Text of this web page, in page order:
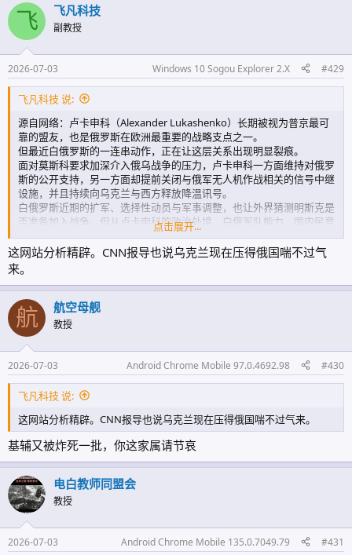
飞 飞凡科技
副教授
2026-07-03 Windows 10 Sogou Explorer 2.X #429
飞凡科技 说:
源自网络：卢卡申科（Alexander Lukashenko）长期被视为普京最可
靠的盟友，也是俄罗斯在欧洲最重要的战略支点之一。
但最近白俄罗斯的一连串动作，正在让这层关系出现明显裂痕。
面对莫斯科要求加深介入俄乌战争的压力，卢卡申科一方面维持对俄罗
斯的公开支持，另一方面却提前关闭与俄军无人机作战相关的信号中继
设施，并且持续向乌克兰与西方释放降温讯号。
白俄罗斯近期的扩军、选择性动员与军事调整，也让外界猜测明斯克是
否准备加入战争。但从卢卡申科的政治处境、白俄军队能力、国内民意
与俄罗斯战场表现来看，这些部署更可能服务于另一个目标：在俄罗斯
逐渐失去保护能力的情况下，确保卢卡申科自己仍能留在权力中心。
点击展开...
这网站分析精辟。CNN报导也说乌克兰现在压得俄国喘不过气
来。
航 航空母舰
教授
2026-07-03 Android Chrome Mobile 97.0.4692.98 #430
飞凡科技 说:
这网站分析精辟。CNN报导也说乌克兰现在压得俄国喘不过气来。
基辅又被炸死一批，你这家属请节哀
电白教师同盟会
教授
2026-07-03 Android Chrome Mobile 135.0.7049.79 #431